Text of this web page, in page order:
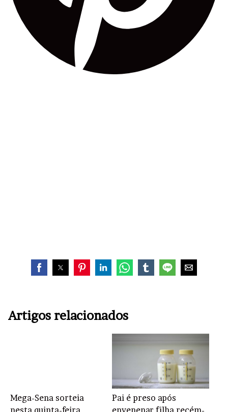
Artigos relacionados
Mega-Sena sorteia
nesta quinta-feira
Pai é preso após
envenenar filha recém-